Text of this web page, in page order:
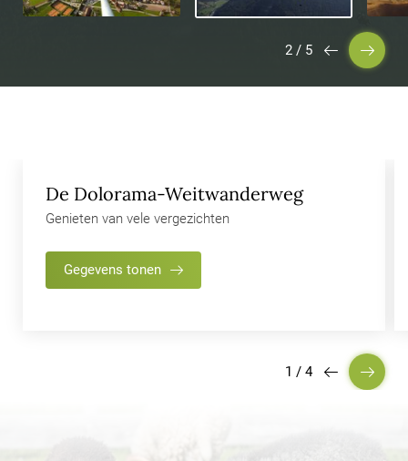
2 / 5
De Dolorama-Weitwanderweg
Genieten van vele vergezichten
Gegevens tonen
1 / 4